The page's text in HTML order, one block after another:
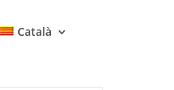
Català